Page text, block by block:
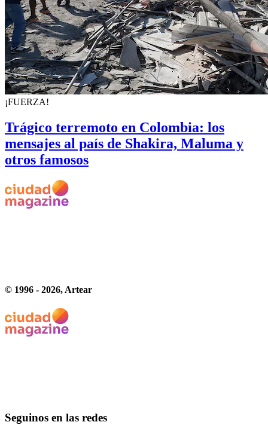
¡FUERZA!
Trágico terremoto en Colombia: los
mensajes al país de Shakira, Maluma y
otros famosos
© 1996 - 2026, Artear
Seguinos en las redes